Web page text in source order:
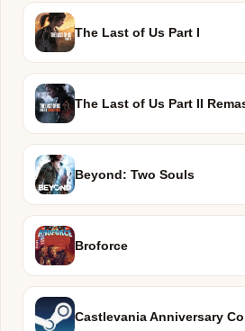
The Last of Us Part I
The Last of Us Part II
Beyond: Two Souls
Broforce
Castlevania Anniversary